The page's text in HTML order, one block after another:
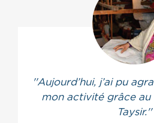
''Aujourd’hui, j’ai pu
mon activité grâce
Taysir.''